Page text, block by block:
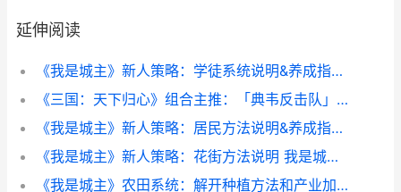
延伸阅读
《我是城主》新人策略：学徒系统说明&养成指导 我是城主游戏攻略
《三国：天下归心》组合主推：「典韦反击队」越打越稳 三国天下归心最强阵容
《我是城主》新人策略：居民方法说明&养成指导 我是城主大人下拉式六漫
《我是城主》新人策略：花街方法说明 我是城主清软
《我是城主》农田系统：解开种植方法和产业加成策略 我是城主大人下拉式六漫